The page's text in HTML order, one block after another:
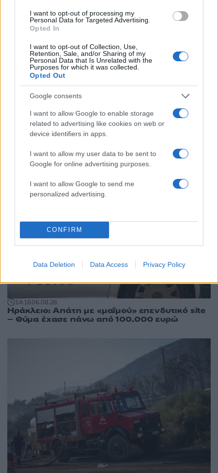
I want to opt-out of processing my
Personal Data for Targeted Advertising.
Opted In
I want to opt-out of Collection, Use,
Retention, Sale, and/or Sharing of my
Personal Data that Is Unrelated with the
Purposes for which it was collected.
Opted Out
Google consents
I want to allow Google to enable storage
related to advertising like cookies on web or
device identifiers in apps.
I want to allow my user data to be sent to
Google for online advertising purposes.
I want to allow Google to send me
personalized advertising.
CONFIRM
Data Deletion Data Access Privacy Policy
Το πολωμένο μελτέμι που τροφοδότησε
τις φωτιές σε Αττική και Βοιωτία: «Από τα
ισχυρότερα επεισόδια των τελευταίων 50
χρόνων»
Οδηγός στη Μύκονο άρπαξε τσάντα
Hermès και Rolex αξίας 75.000 ευρώ από
Ουκρανό τουρίστα
Ελλάδα: Περισσότερα
άρθρα
14:1606.08.26
Ηράκλειο: Απάτη με «μαϊμού» επενδυτικό site
– Θύμα έχασε πάνω από 100.000 ευρώ